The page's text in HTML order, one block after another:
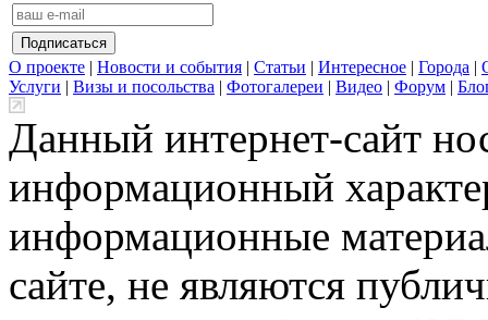
О проекте | Новости и события | Статьи | Интересное | Города |
Услуги | Визы и посольства | Фотогалереи | Видео | Форум |
Данный интернет-сайт
информационный
информационные
сайте, не являются